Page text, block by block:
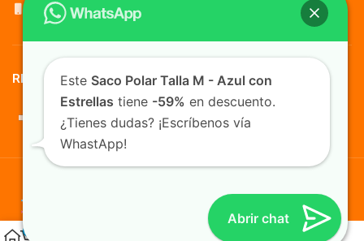
WhatsApp: +569 7564 4676
REDES SOCIALES
TusMascotas.cl
Abrir chat
Este Saco Polar Talla M - Azul con
Estrellas tiene -59% en descuento.
¿Tienes dudas? ¡Escríbenos vía
WhastApp!